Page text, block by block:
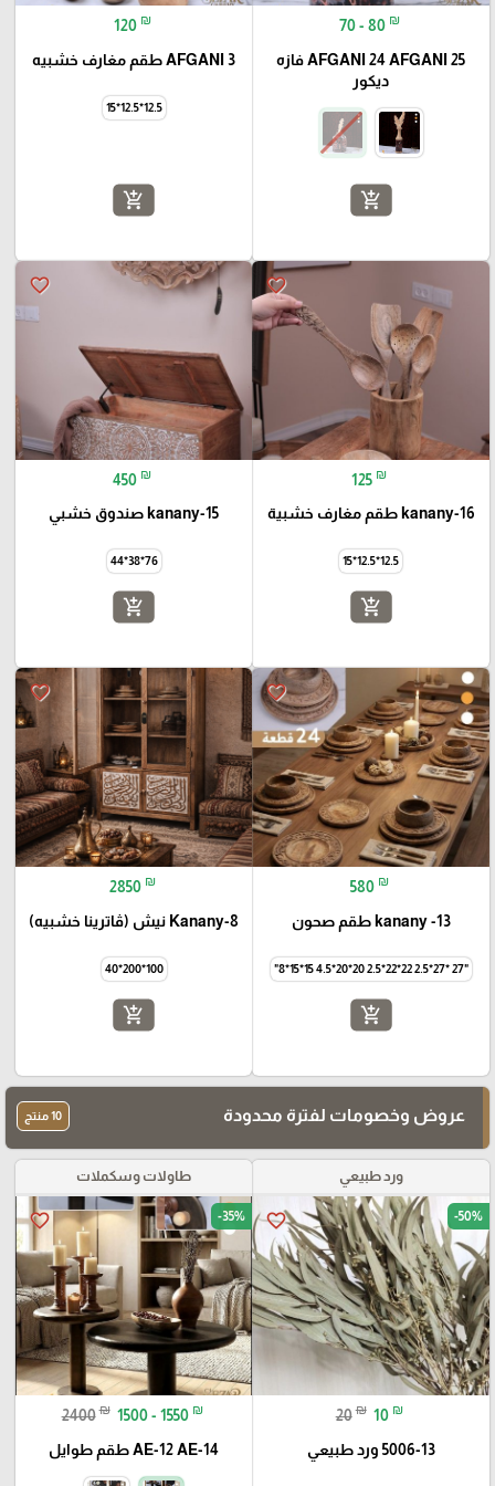
70 - 80 ₪
AFGANI 24 AFGANI 25 فازه
ديكور
add_shopping_cart
120 ₪
AFGANI 3 طقم مغارف خشبيه
12.5*12.5*15
add_shopping_cart
favorite_border
125 ₪
kanany-16 طقم مغارف خشبية
12.5*12.5*15
add_shopping_cart
favorite_border
450 ₪
kanany-15 صندوق خشبي
76*38*44
add_shopping_cart
favorite_border
580 ₪
kanany -13 طقم صحون
"27 *27*2.5 22*22*2.5 20*20*4.5 15*15*8"
add_shopping_cart
favorite_border
2850 ₪
Kanany-8 نيش (ڤاترينا خشبيه)
100*200*40
add_shopping_cart
عروض وخصومات لفترة محدودة 10 منتج
ورد طبيعي
favorite_border -50%
20 ₪ 10 ₪
5006-13 ورد طبيعي
طاولات وسكملات
favorite_border -35%
2400 ₪ 1500 - 1550 ₪
AE-12 AE-14 طقم طوايل